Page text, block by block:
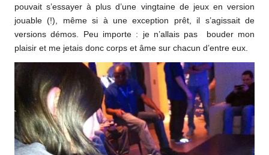
pouvait s’essayer à plus d’une vingtaine de jeux en version
jouable (!), même si à une exception prêt, il s’agissait de
versions démos. Peu importe : je n’allais pas bouder mon
plaisir et me jetais donc corps et âme sur chacun d’entre eux.